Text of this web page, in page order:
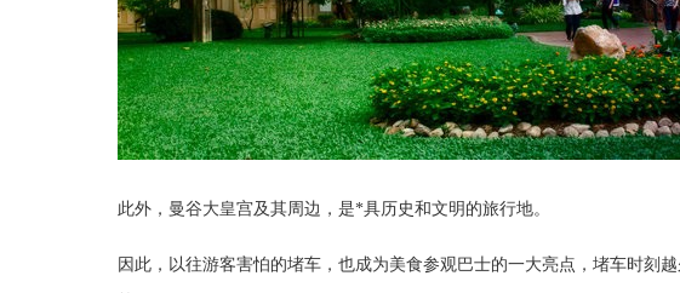
此外，曼谷大皇宫及其周边，是*具历史和文明的旅行地。
因此，以往游客害怕的堵车，也成为美食参观巴士的一大亮点，堵车时刻